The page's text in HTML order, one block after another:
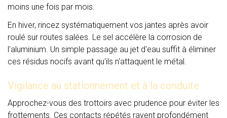
moins une fois par mois.
En hiver, rincez systématiquement vos jantes après avoir
roulé sur routes salées. Le sel accélère la corrosion de
l'aluminium. Un simple passage au jet d'eau suffit à éliminer
ces résidus nocifs avant qu'ils n'attaquent le métal.
Vigilance au stationnement et à la conduite
Approchez-vous des trottoirs avec prudence pour éviter les
frottements. Ces contacts répétés rayent profondément